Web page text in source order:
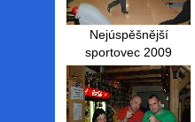
Nejúspěšnější
sportovec 2009